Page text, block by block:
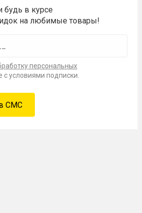
будь в курсе
на любимые товары!
персональных
с условиями подписки.